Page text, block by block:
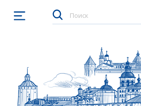
Открыть меню